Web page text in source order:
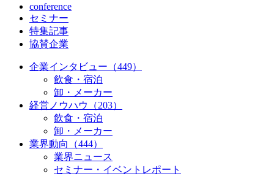
conference
セミナー
特集記事
協賛企業
企業インタビュー（449）
飲食・宿泊
卸・メーカー
経営ノウハウ（203）
飲食・宿泊
卸・メーカー
業界動向（444）
業界ニュース
セミナー・イベントレポート